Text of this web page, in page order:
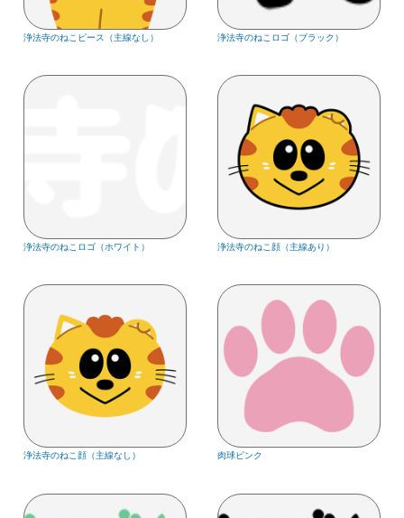
浄法寺のねこピース（主線なし） 浄法寺のねこロゴ（ブラック）
浄法寺のねこロゴ（ホワイト） 浄法寺のねこ顔（主線あり）
浄法寺のねこ顔（主線なし） 肉球ピンク